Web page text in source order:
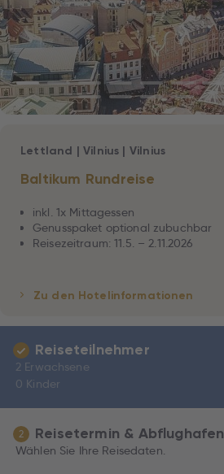
Baltikum Rundreise
Lettland | Vilnius | Vilnius
inkl. 1x Mittagessen
Genusspaket optional zubuchbar
Reisezeitraum: 11.5. – 2.11.2026
Zu den Hotelinformationen
Reiseteilnehmer
2 Erwachsene
0 Kinder
2 Reisetermin & Abflughafen
Wählen Sie Ihre Reisedaten.